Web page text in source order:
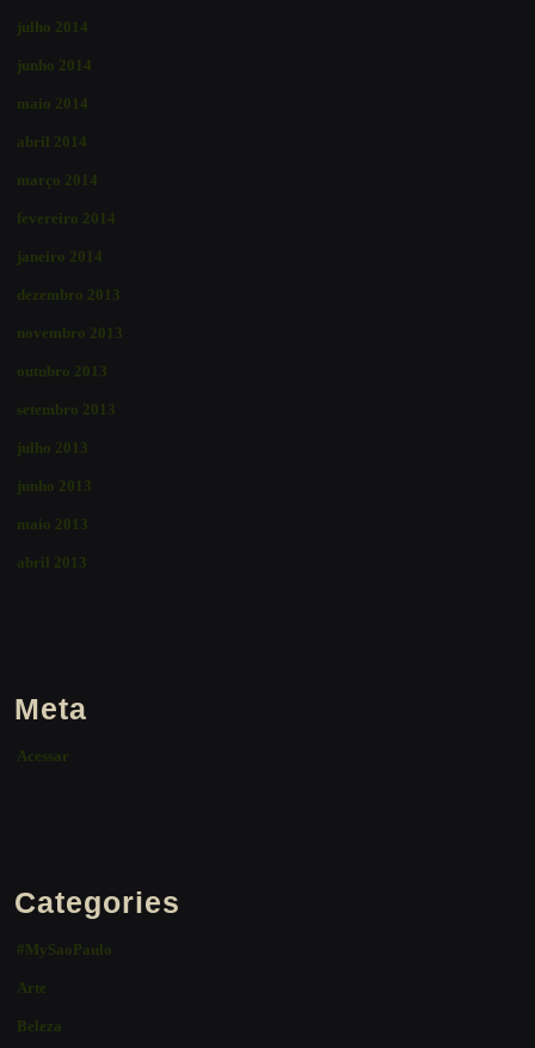
julho 2014
junho 2014
maio 2014
abril 2014
março 2014
fevereiro 2014
janeiro 2014
dezembro 2013
novembro 2013
outubro 2013
setembro 2013
julho 2013
junho 2013
maio 2013
abril 2013
Meta
Acessar
Categories
#MySaoPaulo
Arte
Beleza